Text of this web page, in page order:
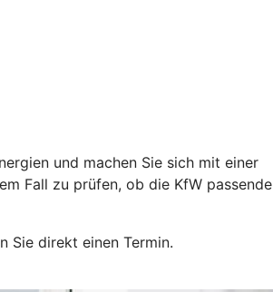
und machen Sie sich mit einer
Fall zu prüfen, ob die KfW passende
Sie direkt einen Termin.